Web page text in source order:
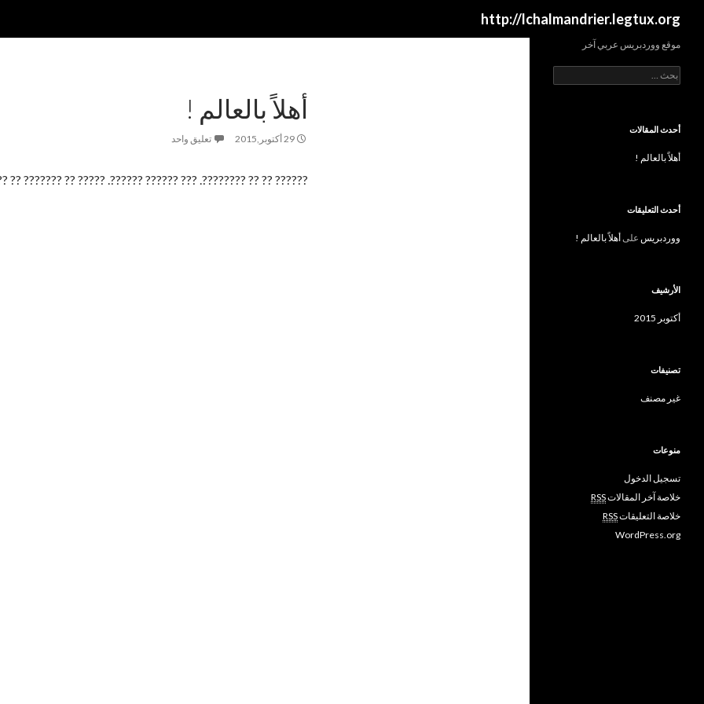
http://lchalmandrier.legtux.org
أهلاً بالعالم !
29 أكتوبر,2015 تعليق واحد
????????. ??? ?????? ??????. ????? ?? ??????? ?? ???? ?????!
موقع ووردبريس عربي آخر
البحث عن:
أحدث المقالات
أهلاً بالعالم !
أحدث التعليقات
ووردبريس علىأهلاً بالعالم !
الأرشيف
أكتوبر 2015
تصنيفات
غير مصنف
منوعات
تسجيل الدخول
خلاصة آخر المقالاتRSS
خلاصة التعليقاتRSS
WordPress.org